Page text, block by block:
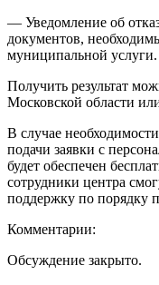
— Уведомление об
документов,
муниципальной услуги.
Получить результат
Московской области
В случае
подачи заявки с
будет обеспечен
сотрудники центра
поддержку по порядку
Комментарии:
Обсуждение закрыто.